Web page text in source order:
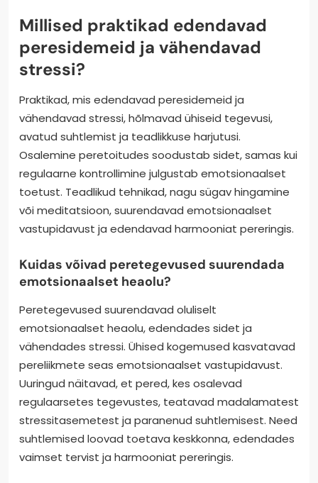
Millised praktikad edendavad
peresidemeid ja vähendavad
stressi?
Praktikad, mis edendavad peresidemeid ja
vähendavad stressi, hõlmavad ühiseid tegevusi,
avatud suhtlemist ja teadlikkuse harjutusi.
Osalemine peretoitudes soodustab sidet, samas kui
regulaarne kontrollimine julgustab emotsionaalset
toetust. Teadlikud tehnikad, nagu sügav hingamine
või meditatsioon, suurendavad emotsionaalset
vastupidavust ja edendavad harmooniat pereringis.
Kuidas võivad peretegevused suurendada
emotsionaalset heaolu?
Peretegevused suurendavad oluliselt
emotsionaalset heaolu, edendades sidet ja
vähendades stressi. Ühised kogemused kasvatavad
pereliikmete seas emotsionaalset vastupidavust.
Uuringud näitavad, et pered, kes osalevad
regulaarsetes tegevustes, teatavad madalamatest
stressitasemetest ja paranenud suhtlemisest. Need
suhtlemised loovad toetava keskkonna, edendades
vaimset tervist ja harmooniat pereringis.